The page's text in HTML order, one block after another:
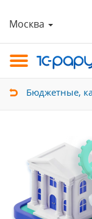
Москва
Бюджетные,